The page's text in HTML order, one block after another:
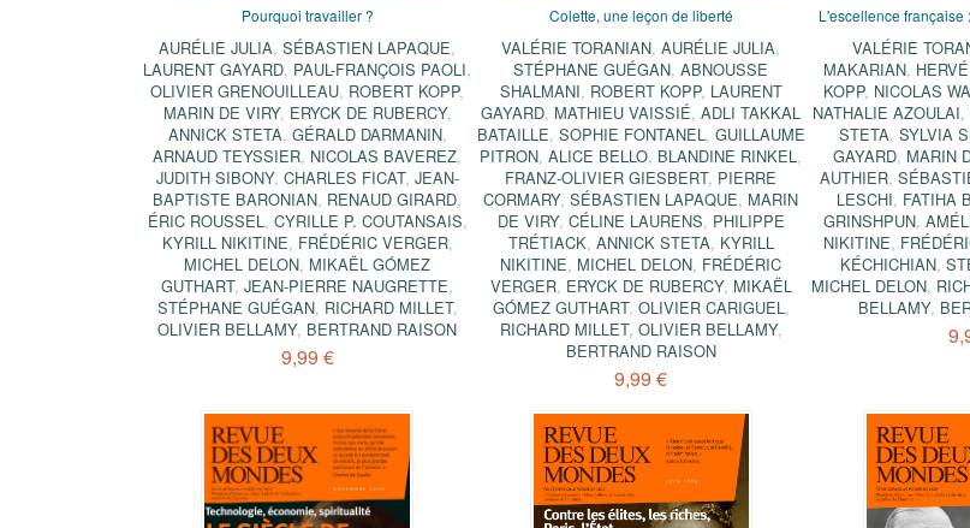
Pourquoi travailler ?
AURÉLIE JULIA,SÉBASTIEN LAPAQUE,
LAURENT GAYARD, PAUL-FRANÇOIS PAOLI,
OLIVIER GRENOUILLEAU, ROBERT KOPP,
MARIN DE VIRY, ERYCK DE RUBERCY,
ANNICK STETA, GÉRALD DARMANIN,
ARNAUD TEYSSIER, NICOLAS BAVEREZ,
JUDITH SIBONY, CHARLES FICAT, JEAN-
BAPTISTE BARONIAN, RENAUD GIRARD,
ÉRIC ROUSSEL , CYRILLE P. COUTANSAIS,
KYRILL NIKITINE, FRÉDÉRIC VERGER,
MICHEL DELON, MIKAËL GÓMEZ
GUTHART,JEAN-PIERRE NAUGRETTE,
STÉPHANE GUÉGAN, RICHARD MILLET,
OLIVIER BELLAMY, BERTRAND RAISON
9,99 €
Colette, une leçon de liberté
VALÉRIE TORANIAN,AURÉLIE JULIA,
STÉPHANE GUÉGAN,ABNOUSSE
SHALMANI, ROBERT KOPP, LAURENT
GAYARD, MATHIEU VAISSIÉ,ADLI TAKKAL
BATAILLE, SOPHIE FONTANEL , GUILLAUME
PITRON,ALICE BELLO, BLANDINE RINKEL ,
FRANZ-OLIVIER GIESBERT, PIERRE
CORMARY,SÉBASTIEN LAPAQUE, MARIN
DE VIRY, CÉLINE LAURENS, PHILIPPE
TRÉTIACK, ANNICK STETA, KYRILL
NIKITINE, MICHEL DELON, FRÉDÉRIC
VERGER, ERYCK DE RUBERCY, MIKAËL
GÓMEZ GUTHART, OLIVIER CARIGUEL ,
RICHARD MILLET, OLIVIER BELLAMY,
BERTRAND RAISON
9,99 €
L'escellence française
VALÉRIE
MAKARIAN,
KOPP, NICOLAS
NATHALIE AZOULAI,
STETA,SYLVIA
GAYARD, MARIN
AUTHIER,
LESCHI, FATIHA
GRINSHPUN,
NIKITINE,
KÉCHICHIAN,
MICHEL DELON,
BELLAMY,